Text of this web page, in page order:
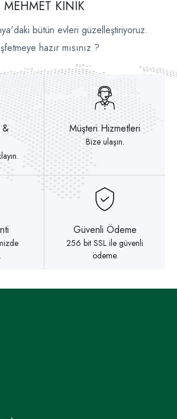
MEHMET KINIK
bütün evleri güzelleştiriyoruz.
hazır mısınız ?
&
Müşteri Hizmetleri
Bize ulaşın.
Güvenli Ödeme
256 bit SSL ile güvenli
ödeme.